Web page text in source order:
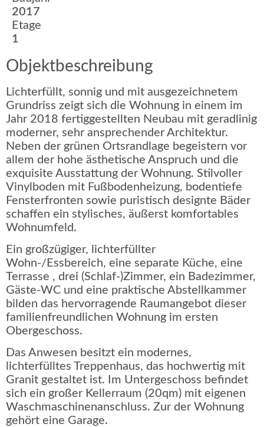
2017
Etage
1
Objektbeschreibung
Lichterfüllt, sonnig und mit ausgezeichnetem
Grundriss zeigt sich die Wohnung in einem im
Jahr 2018 fertiggestellten Neubau mit geradlinig
moderner, sehr ansprechender Architektur.
Neben der grünen Ortsrandlage begeistern vor
allem der hohe ästhetische Anspruch und die
exquisite Ausstattung der Wohnung. Stilvoller
Vinylboden mit Fußbodenheizung, bodentiefe
Fensterfronten sowie puristisch designte Bäder
schaffen ein stylisches, äußerst komfortables
Wohnumfeld.
Ein großzügiger, lichterfüllter
Wohn-/Essbereich, eine separate Küche, eine
Terrasse , drei (Schlaf-)Zimmer, ein Badezimmer,
Gäste-WC und eine praktische Abstellkammer
bilden das hervorragende Raumangebot dieser
familienfreundlichen Wohnung im ersten
Obergeschoss.
Das Anwesen besitzt ein modernes,
lichterfülltes Treppenhaus, das hochwertig mit
Granit gestaltet ist. Im Untergeschoss befindet
sich ein großer Kellerraum (20qm) mit eigenen
Waschmaschinenanschluss. Zur der Wohnung
gehört eine Garage.